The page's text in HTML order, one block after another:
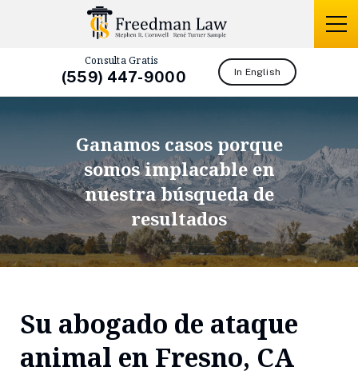
Consulta Gratis
(559) 447-9000 In English
Ganamos casos porque
somosimplacable en
nuestra búsqueda de
resultados
Su abogado de ataque
animal en Fresno, CA